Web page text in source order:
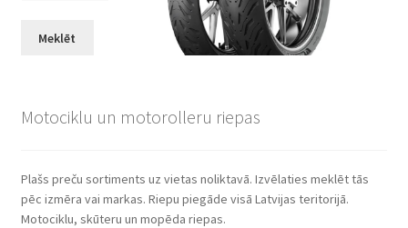
Meklēt
Motociklu un motorolleru riepas
Plašs preču sortiments uz vietas noliktavā. Izvēlaties meklēt tās
pēc izmēra vai markas. Riepu piegāde visā Latvijas teritorijā.
Motociklu, skūteru un mopēda riepas.